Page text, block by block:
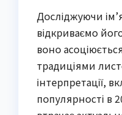
Досліджуючи
відкриваємо
воно
традиціями
інтерпретації,
популярності в